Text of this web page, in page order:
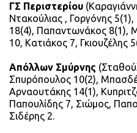
ΓΣ Περιστερίου
Ντακούλιας , Γοργόνης
18(4), Παπαντωνάκος 8(1),
10, Κατιάκος 7,
Απόλλων Σμύρνης
Σπυρόπουλος 10(2),
Αρναουτάκης 14(1),
Παπουλίδης 7, Σιώμος,
Σιδέρης 2.